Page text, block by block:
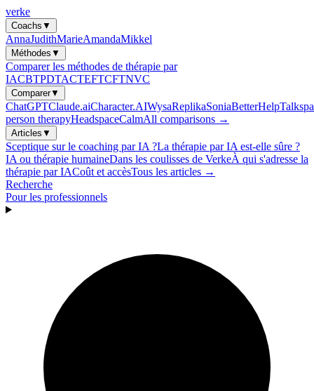
verke
Coachs ▼
AnnaJudithMarieAmandaMikkel
Méthodes ▼
Comparer les méthodes de thérapie par
IACBTPDTACTEFTCFTNVC
Comparer▼
ChatGPTClaude.aiCharacter.AIWysaReplikaSoniaBetterHelp
person therapyHeadspaceCalmAll comparisons →
Articles ▼
Sceptique sur le coaching par IA ?La thérapie par IA est-elle sûre ?
IA ou thérapie humaineDans les coulisses de VerkeÀ qui s'adresse la
thérapie par IACoût et accèsTous les articles →
Recherche
Pour les professionnels